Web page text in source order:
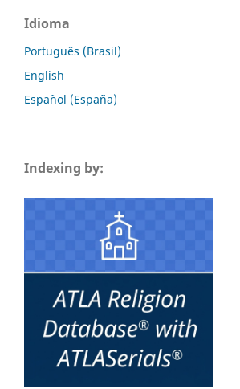
Idioma
Português (Brasil)
English
Español (España)
Indexing by: